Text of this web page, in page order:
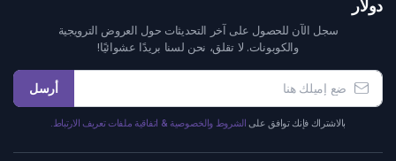
دولار
سجل الآن للحصول على آخر التحديثات حول العروض الترويجية
والكوبونات. لا تقلق، نحن لسنا بريدًا عشوائيًا!
أرسل
بالاشتراك فإنك توافق على الشروط والخصوصية & اتفاقية ملفات تعريف الارتباط.